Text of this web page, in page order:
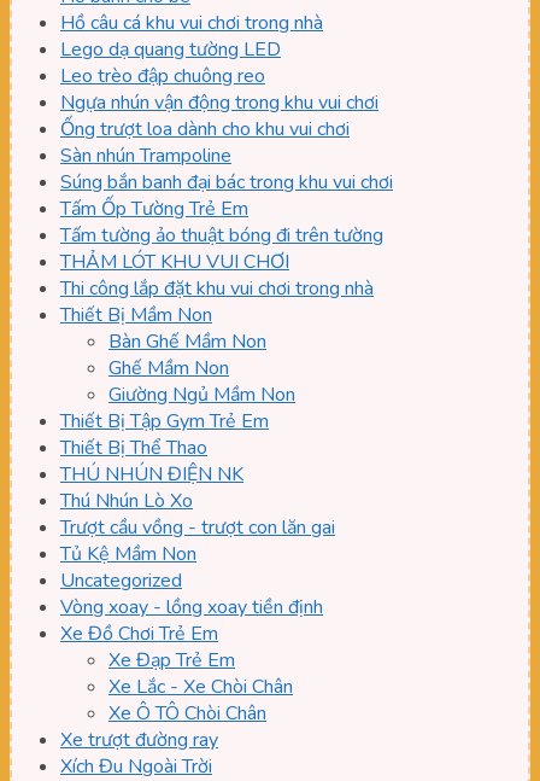
Hồ câu cá khu vui chơi trong nhà
Lego dạ quang tường LED
Leo trèo đập chuông reo
Ngựa nhún vận động trong khu vui chơi
Ống trượt loa dành cho khu vui chơi
Sàn nhún Trampoline
Súng bắn banh đại bác trong khu vui chơi
Tấm Ốp Tường Trẻ Em
Tấm tường ảo thuật bóng đi trên tường
THẢM LÓT KHU VUI CHƠI
Thi công lắp đặt khu vui chơi trong nhà
Thiết Bị Mầm Non
Bàn Ghế Mầm Non
Ghế Mầm Non
Giường Ngủ Mầm Non
Thiết Bị Tập Gym Trẻ Em
Thiết Bị Thể Thao
THÚ NHÚN ĐIỆN NK
Thú Nhún Lò Xo
Trượt cầu vồng - trượt con lăn gai
Tủ Kệ Mầm Non
Uncategorized
Vòng xoay - lồng xoay tiền định
Xe Đồ Chơi Trẻ Em
Xe Đạp Trẻ Em
Xe Lắc - Xe Chòi Chân
Xe Ô TÔ Chòi Chân
Xe trượt đường ray
Xích Đu Ngoài Trời